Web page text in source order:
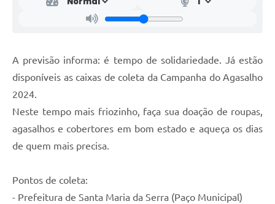
A previsão informa: é tempo de solidariedade. Já estão
disponíveis as caixas de coleta da Campanha do Agasalho
2024.
Neste tempo mais friozinho, faça sua doação de roupas,
agasalhos e cobertores em bom estado e aqueça os dias
de quem mais precisa.
Pontos de coleta:
- Prefeitura de Santa Maria da Serra (Paço Municipal)